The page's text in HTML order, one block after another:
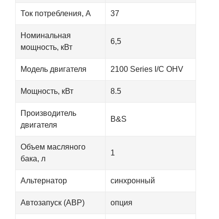
Ток потребления, А 37
Номинальная
мощность, кВт
6,5
Модель двигателя 2100 Series I/C OHV
Мощность, кВт 8.5
Производитель
двигателя
B&S
Объем масляного
бака, л
1
Альтернатор синхронный
Автозапуск (АВР) опция